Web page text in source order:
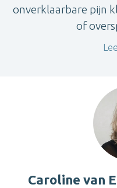
onverklaarbare pijn
of
Caroline van